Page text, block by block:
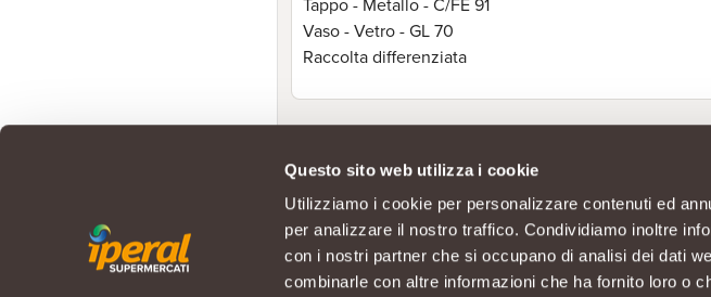
Questo sito web utilizza i cookie
Utilizziamo i cookie per personalizzare contenuti ed
per analizzare il nostro traffico. Condividiamo inoltre
con i nostri partner che si occupano di analisi dei dati
combinarle con altre informazioni che ha fornito loro o
Tappo - Metallo - C/FE 91
Vaso - Vetro - GL 70
Raccolta differenziata